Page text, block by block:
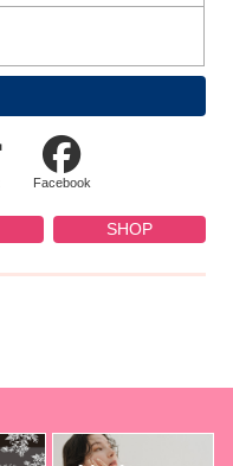
Facebook
SHOP